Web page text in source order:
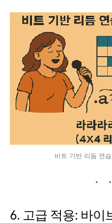
비트 기반 리듬 연습
6. 고급 적용: 바이